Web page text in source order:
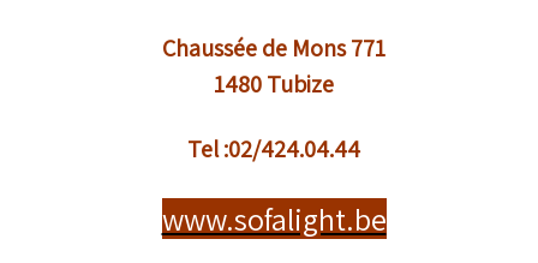
Chaussée de Mons 771
1480 Tubize
Tel :02/424.04.44
www.sofalight.be